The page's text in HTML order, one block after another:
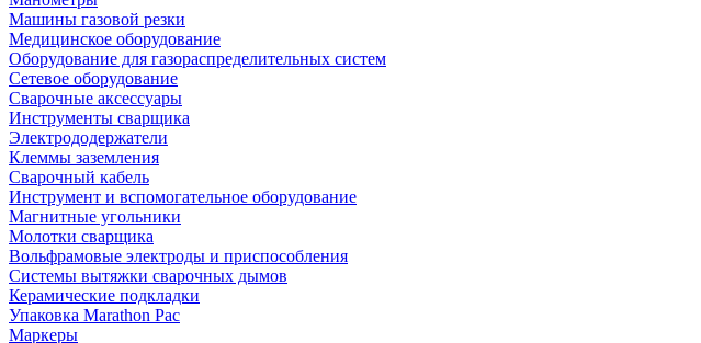
Машины газовой резки
Медицинское оборудование
Оборудование для газораспределительных систем
Сетевое оборудование
Сварочные аксессуары
Инструменты сварщика
Электрододержатели
Клеммы заземления
Сварочный кабель
Инструмент и вспомогательное оборудование
Магнитные угольники
Молотки сварщика
Вольфрамовые электроды и приспособления
Системы вытяжки сварочных дымов
Керамические подкладки
Упаковка Marathon Pac
Маркеры